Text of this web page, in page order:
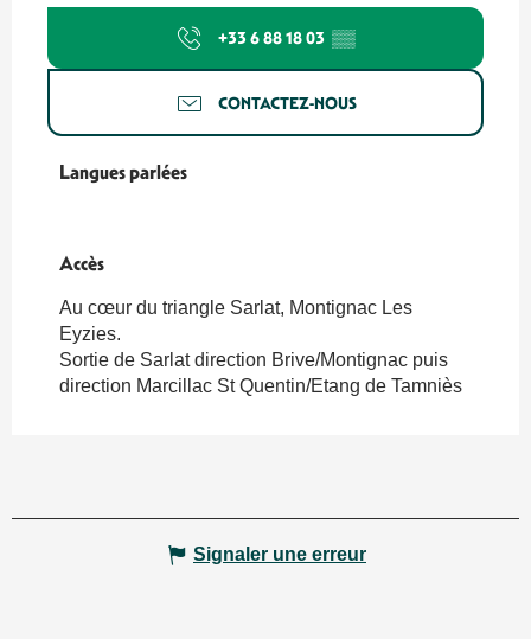
+33 6 88 18 03 ▒▒
CONTACTEZ-NOUS
Langues parlées
Langues parlées
Accès
Accès
Au cœur du triangle Sarlat, Montignac Les
Eyzies.
Sortie de Sarlat direction Brive/Montignac puis
direction Marcillac St Quentin/Etang de Tamniès
Signaler une erreur